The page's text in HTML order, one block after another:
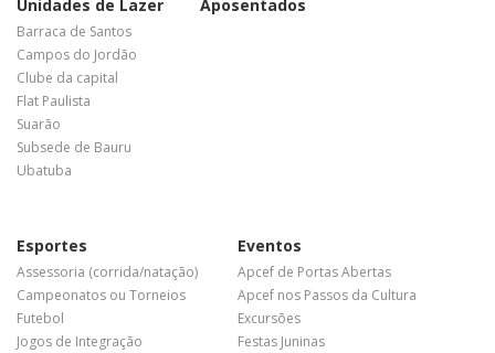
Unidades de Lazer
Barraca de Santos
Campos do Jordão
Clube da capital
Flat Paulista
Suarão
Subsede de Bauru
Ubatuba
Aposentados
Esportes
Assessoria (corrida/natação)
Campeonatos ou Torneios
Futebol
Jogos de Integração
Eventos
Apcef de Portas Abertas
Apcef nos Passos da Cultura
Excursões
Festas Juninas